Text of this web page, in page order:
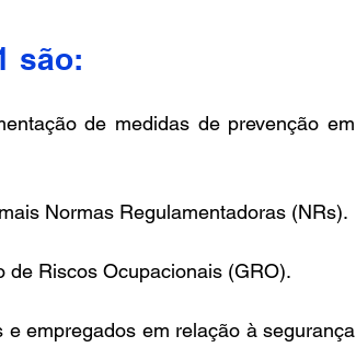
são:
de medidas de prevenção em
Normas Regulamentadoras (NRs).​
de Riscos Ocupacionais (GRO).​
empregados em relação à segurança